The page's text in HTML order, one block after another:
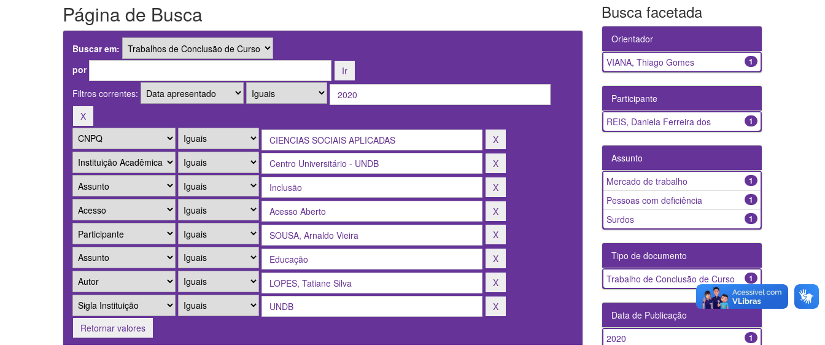
Página de Busca
Buscar em:
por
Filtros correntes:
Retornar valores
Busca facetada
Orientador
1
VIANA, Thiago Gomes
Participante
1
REIS, Daniela Ferreira dos
Assunto
1
Mercado de trabalho
1
Pessoas com deficiência
1
Surdos
Tipo de documento
1
Trabalho de Conclusão de Curso
Data de Publicação
1
2020